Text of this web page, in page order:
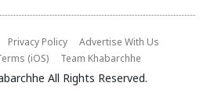
Privacy Policy
Advertise With Us
(iOS) Team Khabarchhe
All Rights Reserved.